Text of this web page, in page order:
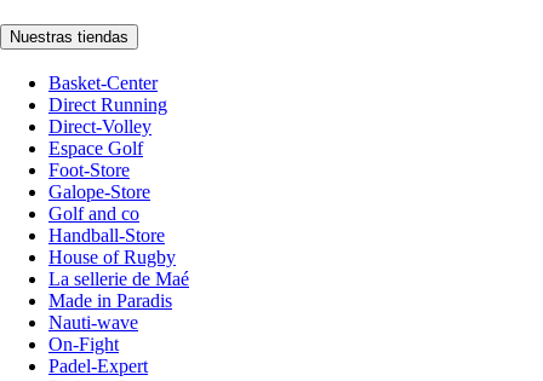
Nuestras tiendas
Basket-Center
Direct Running
Direct-Volley
Espace Golf
Foot-Store
Galope-Store
Golf and co
Handball-Store
House of Rugby
La sellerie de Maé
Made in Paradis
Nauti-wave
On-Fight
Padel-Expert